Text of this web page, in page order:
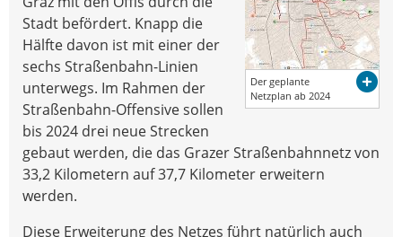
Der geplante
Netzplan ab 2024
Stadt befördert. Knapp die
Hälfte davon ist mit einer der
sechs Straßenbahn-Linien
unterwegs. Im Rahmen der
Straßenbahn-Offensive sollen
bis 2024 drei neue Strecken
gebaut werden, die das Grazer Straßenbahnnetz von
33,2 Kilometern auf 37,7 Kilometer erweitern
werden.
Diese Erweiterung des Netzes führt natürlich auch